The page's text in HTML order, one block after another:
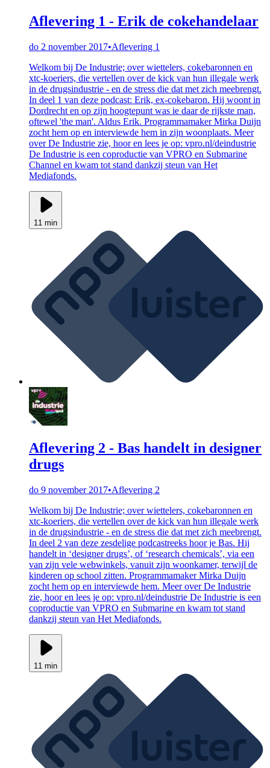
Aflevering 1 - Erik de cokehandelaar
do 2 november 2017•Aflevering 1
Welkom bij De Industrie; over wiettelers, cokebaronnen en
xtc-koeriers, die vertellen over de kick van hun illegale werk
in de drugsindustrie - en de stress die dat met zich meebrengt.
In deel 1 van deze podcast: Erik, ex-cokebaron. Hij woont in
Dordrecht en op zijn hoogtepunt was ie daar de rijkste man,
oftewel 'the man'. Aldus Erik. Programmamaker Mirka Duijn
zocht hem op en interviewde hem in zijn woonplaats. Meer
over De Industrie zie, hoor en lees je op: vpro.nl/deindustrie
De Industrie is een coproductie van VPRO en Submarine
Channel en kwam tot stand dankzij steun van Het
Mediafonds.
11 min
Aflevering 2 - Bas handelt in designer
drugs
do 9 november 2017•Aflevering 2
Welkom bij De Industrie; over wiettelers, cokebaronnen en
xtc-koeriers, die vertellen over de kick van hun illegale werk
in de drugsindustrie - en de stress die dat met zich meebrengt.
In deel 2 van deze zesdelige podcastreeks hoor je Bas. Hij
handelt in ‘designer drugs’, of ‘research chemicals’, via een
van zijn vele webwinkels, vanuit zijn woonkamer, terwijl de
kinderen op school zitten. Programmamaker Mirka Duijn
zocht hem op en interviewde hem. Meer over De Industrie
zie, hoor en lees je op: vpro.nl/deindustrie De Industrie is een
coproductie van VPRO en Submarine en kwam tot stand
dankzij steun van Het Mediafonds.
11 min